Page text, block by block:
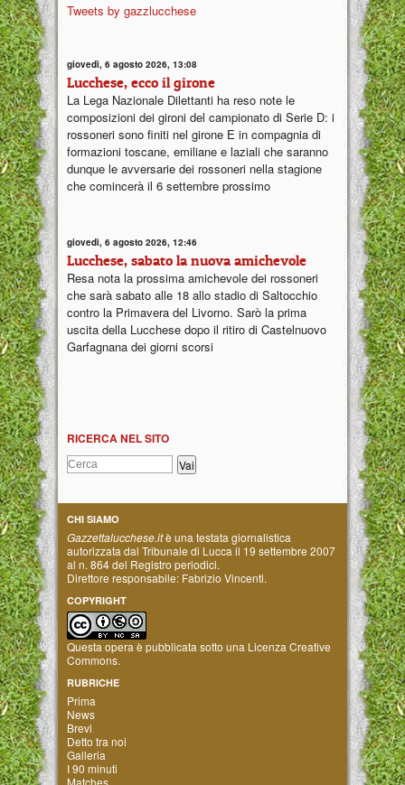
Tweets by gazzlucchese
giovedì, 6 agosto 2026, 13:08
Lucchese, ecco il girone
La Lega Nazionale Dilettanti ha reso note le
composizioni dei gironi del campionato di Serie D: i
rossoneri sono finiti nel girone E in compagnia di
formazioni toscane, emiliane e laziali che saranno
dunque le avversarie dei rossoneri nella stagione
che comincerà il 6 settembre prossimo
giovedì, 6 agosto 2026, 12:46
Lucchese, sabato la nuova amichevole
Resa nota la prossima amichevole dei rossoneri
che sarà sabato alle 18 allo stadio di Saltocchio
contro la Primavera del Livorno. Sarò la prima
uscita della Lucchese dopo il ritiro di Castelnuovo
Garfagnana dei giorni scorsi
RICERCA NEL SITO
CHI SIAMO
Gazzettalucchese.itè una testata giornalistica
autorizzata dal Tribunale di Lucca il 19 settembre 2007
al n. 864 del Registro periodici.
Direttore responsabile: Fabrizio Vincenti.
COPYRIGHT
Questa opera è pubblicata sotto una Licenza Creative
Commons.
RUBRICHE
Prima
News
Brevi
Detto tra noi
Galleria
I 90 minuti
Matches